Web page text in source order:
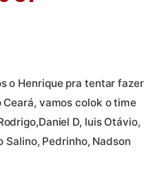
o Henrique pra tentar fazer
vamos colok o time
D, luis Otávio,
Salino, Pedrinho, Nadson